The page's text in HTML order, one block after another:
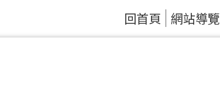
回首頁 網站導覽